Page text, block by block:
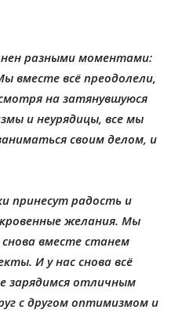
разными моментами:
вместе всё преодолели,
на затянувшуюся
и неурядицы, все мы
своим делом, и
принесут радость и
желания. Мы
вместе станем
И у нас снова всё
зарядимся отличным
с другом оптимизмом и